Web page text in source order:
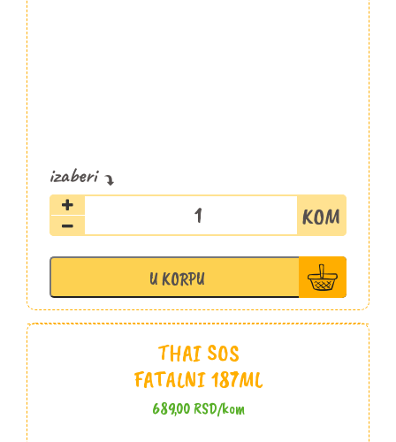
Crvena
svetiljka
Fatalni
187ml
količina
U KORPU
THAI SOS
FATALNI 187ML
689,00RSD/kom